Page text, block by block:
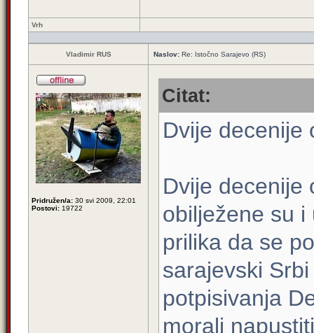
Vrh
Vladimir RUS Naslov: Re: Istočno Sarajevo (RS)
Pridružen/a: 30 svi 2009, 22:01
Postovi: 19722
Citat:
Dvije decenije
Dvije decenije
obilježene su
prilika da se
sarajevski
potpisivanja
morali